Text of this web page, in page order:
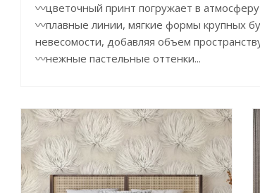
〰цветочный принт погружает в
〰плавные линии, мягкие формы крупных
невесомости, добавляя объем
〰нежные пастельные оттенки...